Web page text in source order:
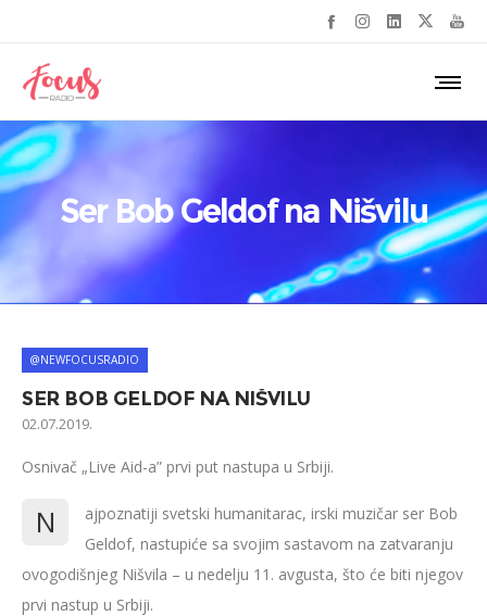
Ser Bob Geldof na Nišvilu
@NEWFOCUSRADIO
SER BOB GELDOF NA NIŠVILU
02.07.2019.
Osnivač „Live Aid-a” prvi put nastupa u Srbiji.
N
ajpoznatiji svetski humanitarac, irski muzičar ser Bob
Geldof, nastupiće sa svojim sastavom na zatvaranju
ovogodišnjeg Nišvila – u nedelju 11. avgusta, što će biti njegov
prvi nastup u Srbiji.